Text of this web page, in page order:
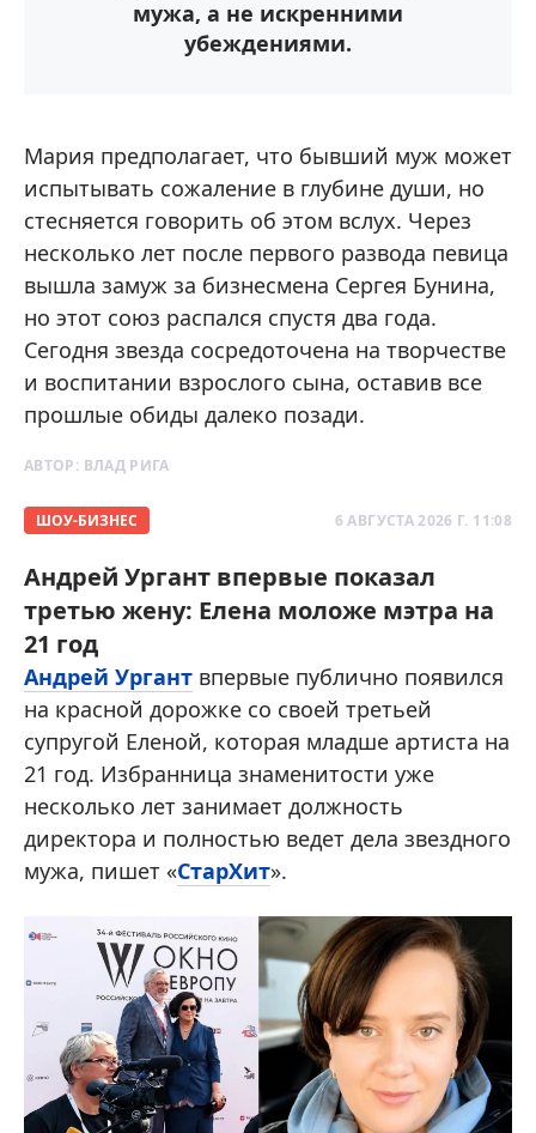
мужа, а не искренними
убеждениями.
Мария предполагает, что бывший муж может
испытывать сожаление в глубине души, но
стесняется говорить об этом вслух. Через
несколько лет после первого развода певица
вышла замуж за бизнесмена Сергея Бунина,
но этот союз распался спустя два года.
Сегодня звезда сосредоточена на творчестве
и воспитании взрослого сына, оставив все
прошлые обиды далеко позади.
АВТОР: ВЛАД РИГА
ШОУ-БИЗНЕС 6 АВГУСТА 2026 Г. 11:08
Андрей Ургант впервые показал
третью жену: Елена моложе мэтра на
21 год
Андрей Ургант впервые публично появился
на красной дорожке со своей третьей
супругой Еленой, которая младше артиста на
21 год. Избранница знаменитости уже
несколько лет занимает должность
директора и полностью ведет дела звездного
мужа, пишет «СтарХит».